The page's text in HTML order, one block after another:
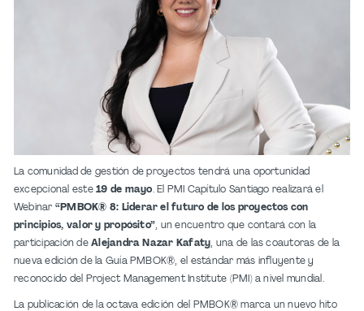
La comunidad de gestión de proyectos tendrá una oportunidad
excepcional este19 de mayo. El PMI Capítulo Santiago realizará el
Webinar “PMBOK® 8: Liderar el futuro de los proyectos con
principios, valor y propósito”, un encuentro que contará con la
participación deAlejandra Nazar Kafaty, una de las coautoras de la
nueva edición de la Guía PMBOK®, el estándar más influyente y
reconocido del Project Management Institute (PMI) a nivel mundial.
La publicación de la octava edición del PMBOK® marca un nuevo hito